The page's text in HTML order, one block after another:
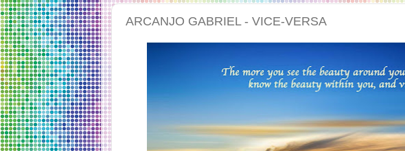
ARCANJO GABRIEL - VICE-VERSA